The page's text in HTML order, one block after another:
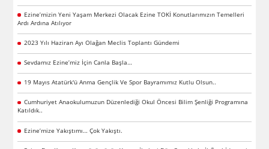
Ezine’mizin Yeni Yaşam Merkezi Olacak Ezine TOKİ Konutlarımızın Temelleri
Ardı Ardına Atılıyor
2023 Yılı Haziran Ayı Olağan Meclis Toplantı Gündemi
Sevdamız Ezine’miz İçin Canla Başla…
19 Mayıs Atatürk'ü Anma Gençlik Ve Spor Bayramımız Kutlu Olsun..
Cumhuriyet Anaokulumuzun Düzenlediği Okul Öncesi Bilim Şenliği Programına
Katıldık..
Ezine’mize Yakıştımı… Çok Yakıştı.